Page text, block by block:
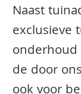
Naast
exclusieve
de door